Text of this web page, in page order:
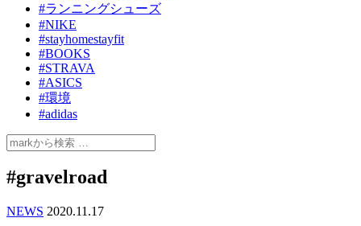
#ランニングシューズ
#NIKE
#stayhomestayfit
#BOOKS
#STRAVA
#ASICS
#環境
#adidas
#gravelroad
NEWS 2020.11.17